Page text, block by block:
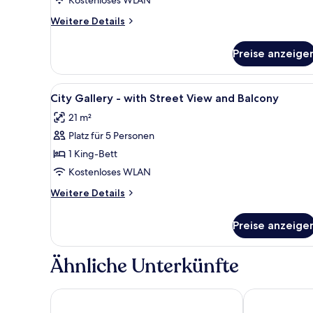
Weitere Details
Weitere
Green
Suite
Preise
Alle
Fotos
für
City
Gallery
-
with
Street
and
Balcony
anzeigen
Zimmersafe,
7
City Gallery - with Street View and Balcony
21 m²
Platz für 5 Personen
1 King-Bett
Kostenloses WLAN
Weitere Details
Weitere
Gallery
-
with
View
Preise
Ähnliche Unterkünfte
Numa Salzburg Vogelweider Hotel